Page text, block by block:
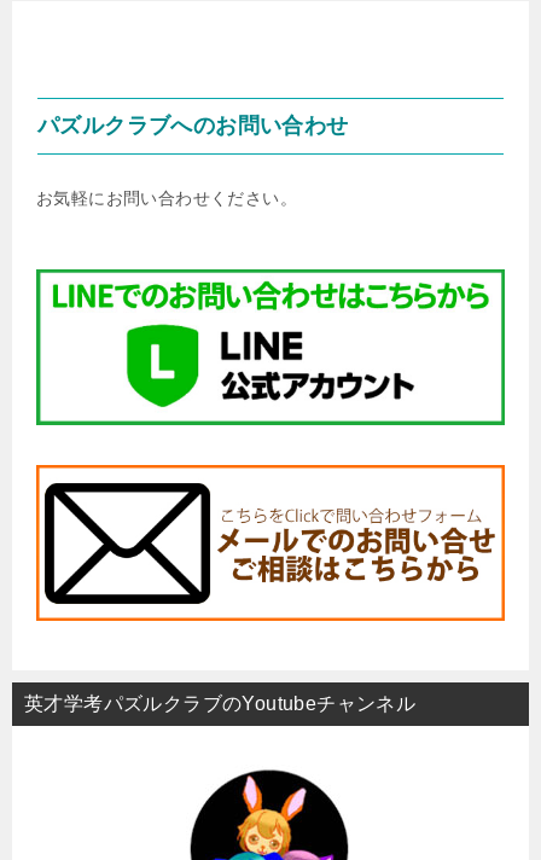
パズルクラブへのお問い合わせ
お気軽にお問い合わせください。
英才学考パズルクラブのYoutubeチャンネル